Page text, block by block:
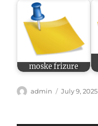
moske frizure
Author
admin
Posted
July 9, 2025